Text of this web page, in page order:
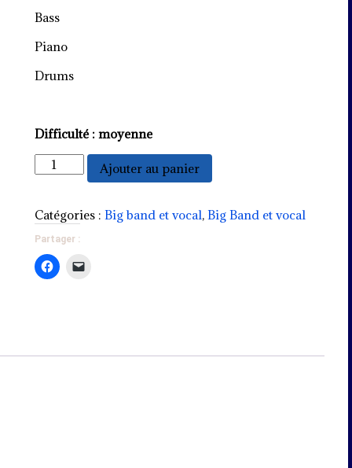
Bass
Piano
Drums
Difficulté : moyenne
quantité
de
Ajouter au panier
Catégories :Big band et vocal,Big Band et vocal
Partager :